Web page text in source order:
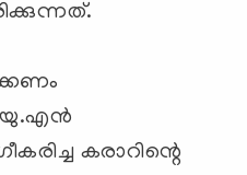
യു.എന്‍
കരാറിന്റെ